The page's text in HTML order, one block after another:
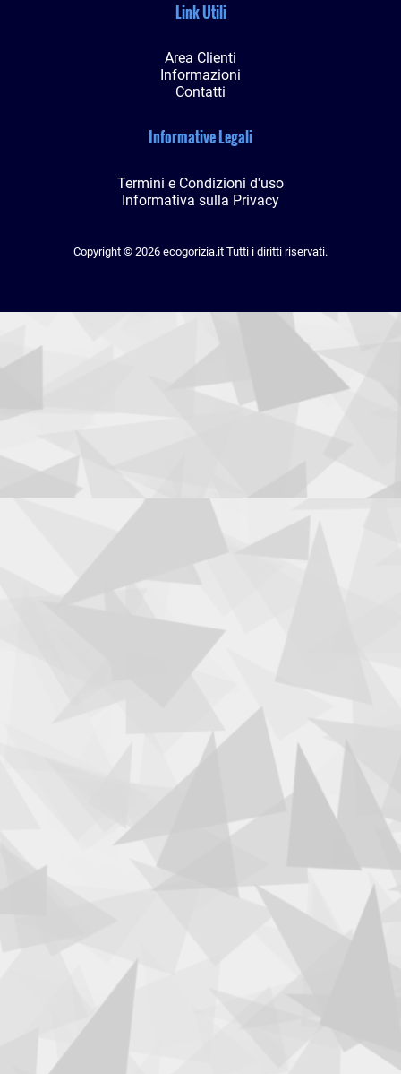
Link Utili
Area Clienti
Informazioni
Contatti
Informative Legali
Termini e Condizioni d'uso
Informativa sulla Privacy
Copyright © 2026 ecogorizia.it Tutti i diritti riservati.